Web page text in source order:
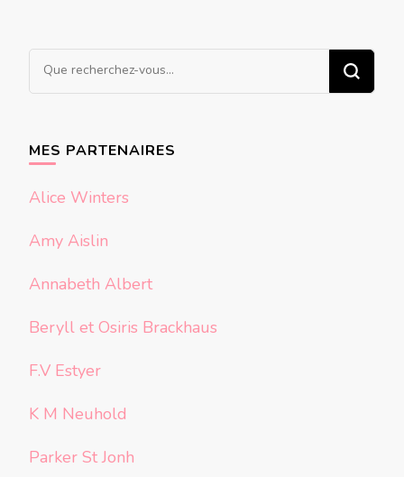
Vous
recherchiez
MES PARTENAIRES
Alice Winters
Amy Aislin
Annabeth Albert
Beryll et Osiris Brackhaus
F.V Estyer
K M Neuhold
Parker St Jonh